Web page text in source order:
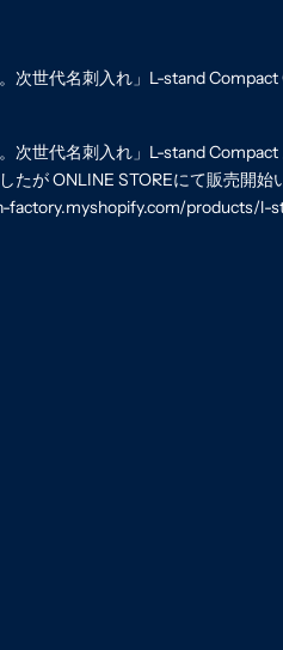
。次世代名刺入れ」L-stand
。次世代名刺入れ」L-stand
たが ONLINE STOREにて販売開始
factory.myshopify.com/products/l-